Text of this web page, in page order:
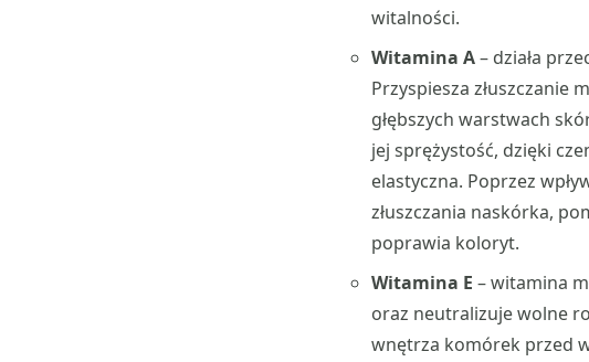
witalności.
Witamina A– działa
Przyspiesza
głębszych warstwach
jej sprężystość, dzięki
elastyczna. Poprzez
złuszczania naskórka,
poprawia koloryt.
Witamina E – witamina
oraz neutralizuje wolne
wnętrza komórek przed